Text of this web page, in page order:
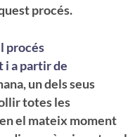
procés.
procés
i a partir de
un dels seus
totes les
el mateix moment